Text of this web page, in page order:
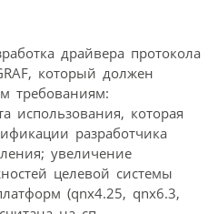
драйвера протокола
который должен
требованиям:
использования, которая
разработчика
увеличение
целевой системы
(qnx4.25, qnx6.3,